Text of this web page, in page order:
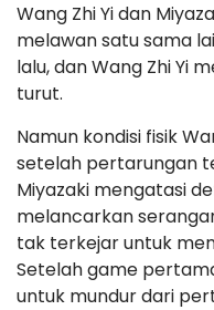
Wang Zhi Yi dan
melawan satu sama
lalu, dan Wang Zhi Yi
turut.
Namun kondisi fisik
setelah pertarungan
Miyazaki mengatasi
melancarkan
tak terkejar untuk
Setelah game
untuk mundur dari